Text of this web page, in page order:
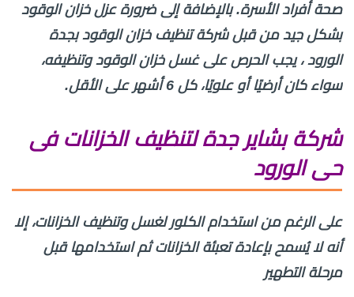
صحة أفراد الأسرة. بالإضافة إلى ضرورة عزل خزان الوقود
بشكل جيد من قبل شركة تنظيف خزان الوقود بجدة
الورود ، يجب الحرص على غسل خزان الوقود وتنظيفه،
سواء كان أرضيًا أو علويًا، كل 6 أشهر على الأقل.
شركة بشاير جدة لتنظيف الخزانات فى
حى الورود
على الرغم من استخدام الكلور لغسل وتنظيف الخزانات، إلا
أنه لا يُسمح بإعادة تعبئة الخزانات ثم استخدامها قبل
مرحلة التطهير